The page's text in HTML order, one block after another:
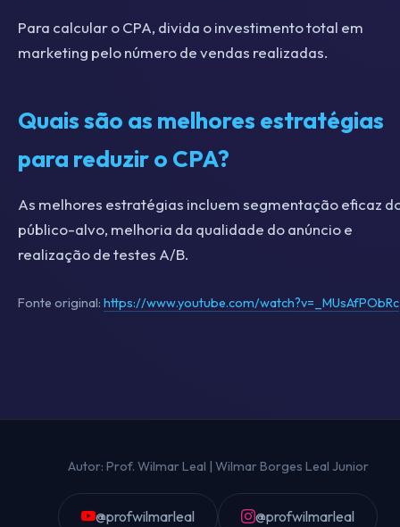
Para calcular o CPA, divida o investimento total em
marketing pelo número de vendas realizadas.
Quais são as melhores estratégias
para reduzir o CPA?
As melhores estratégias incluem segmentação eficaz
público-alvo, melhoria da qualidade do anúncio e
realização de testes A/B.
Fonte original: https://www.youtube.com/watch?v=_MUsAfPObRc
Autor: Prof. Wilmar Leal | Wilmar Borges Leal Junior
@profwilmarleal @profwilmarleal